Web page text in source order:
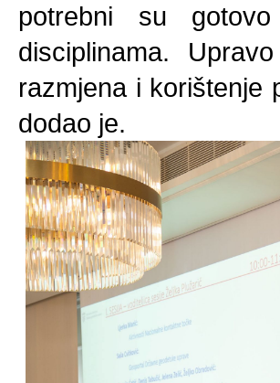
potrebni su
disciplinama.
razmjena i korištenje
dodao je.